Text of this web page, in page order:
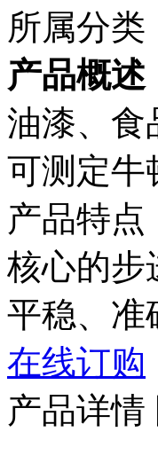
所属分类
产品概述
油漆、食
可测定牛
产品特点
核心的步
平稳、
在线订购
产品详情